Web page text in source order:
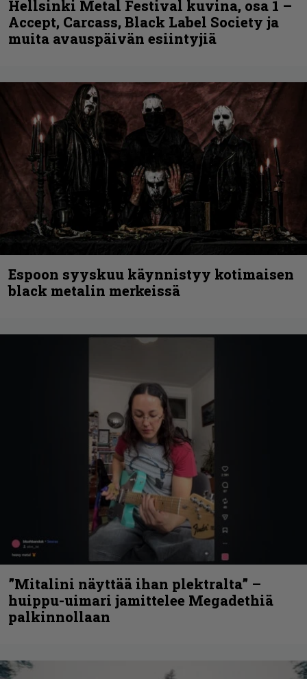
Hellsinki Metal Festival kuvina, osa 1 –
Accept, Carcass, Black Label Society ja
muita avauspäivän esiintyjiä
Espoon syyskuu käynnistyy kotimaisen
black metalin merkeissä
”Mitalini näyttää ihan plektralta” –
huippu-uimari jamittelee Megadethiä
palkinnollaan